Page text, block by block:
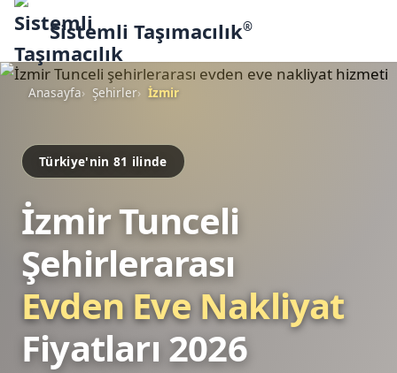
Sistemli Taşımacılık®
Anasayfa Şehirler İzmir
Türkiye'nin 81 ilinde
İzmir Tunceli
Şehirlerarası
Evden Eve Nakliyat
Fiyatları 2026